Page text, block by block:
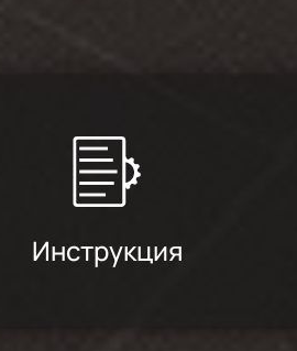
Инструкция